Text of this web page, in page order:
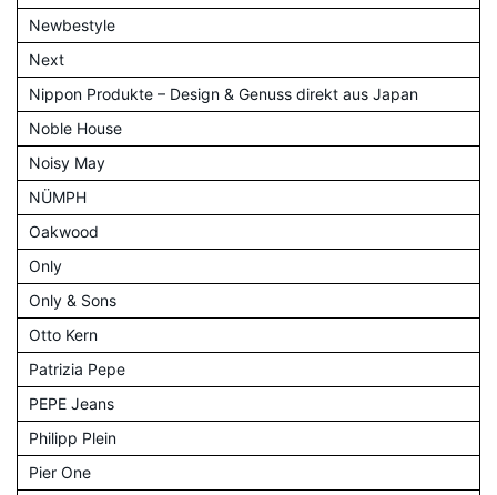
Newbestyle
Next
Nippon Produkte – Design & Genuss direkt aus Japan
Noble House
Noisy May
NÜMPH
Oakwood
Only
Only & Sons
Otto Kern
Patrizia Pepe
PEPE Jeans
Philipp Plein
Pier One